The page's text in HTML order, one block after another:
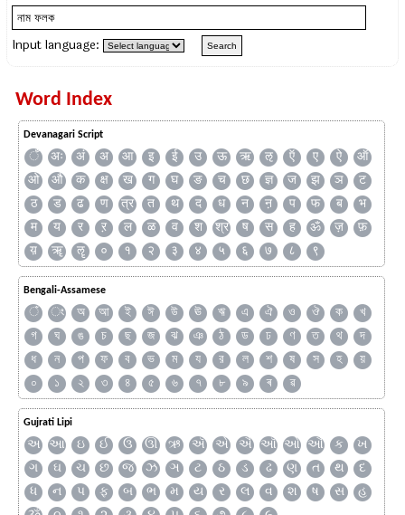
Input language:
Word Index
Devanagari Script
ँ अः अं अ आ इ ई उ ऊ ऋ ऌ ऍ ए ऐ
ऑ
ओ
औ क क्ष ख ग घ ङ च छ ज्ञ ज झ ञ
ट
ठ
ड ढ ण त्र त थ द ध न ऩ प फ ब
भ
म
य र ऱ ल ळ व श श्र ष स ह ॐ ज़
फ़
य़
ॠ ॡ ० १ २ ३ ४ ५ ६ ७ ८ ९
Bengali-Assamese
ঁ ং অ আ ই ঈ উ ঊ ঋ এ ঐ ও ঔ ক
খ
গ
ঘ ঙ চ ছ জ ঝ ঞ ঠ ড ঢ ণ ত থ
দ
ধ
ন প ফ ব ভ ম য র ল শ ষ স হ
য়
০
১ ২ ৩ ৪ ৫ ৬ ৭ ৮ ৯ ৰ ৱ
Gujrati Lipi
અ આ ઇ ઈ ઉ ઊ ઋ ઍ એ ઐ ઑ ઓ ઔ ક
ખ
ગ
ઘ ચ છ જ ઝ ઞ ટ ઠ ડ ઢ ણ ત થ
દ
ધ
ન પ ફ બ ભ મ ય ર લ વ શ ષ સ
હ